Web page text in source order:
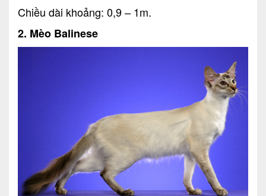
Chiều dài khoảng: 0,9 – 1m.
2. Mèo Balinese